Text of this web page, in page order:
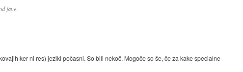
jave.
ker ni res) jeziki počasni. So bili nekoč. Mogoče so še, če za kake specialne